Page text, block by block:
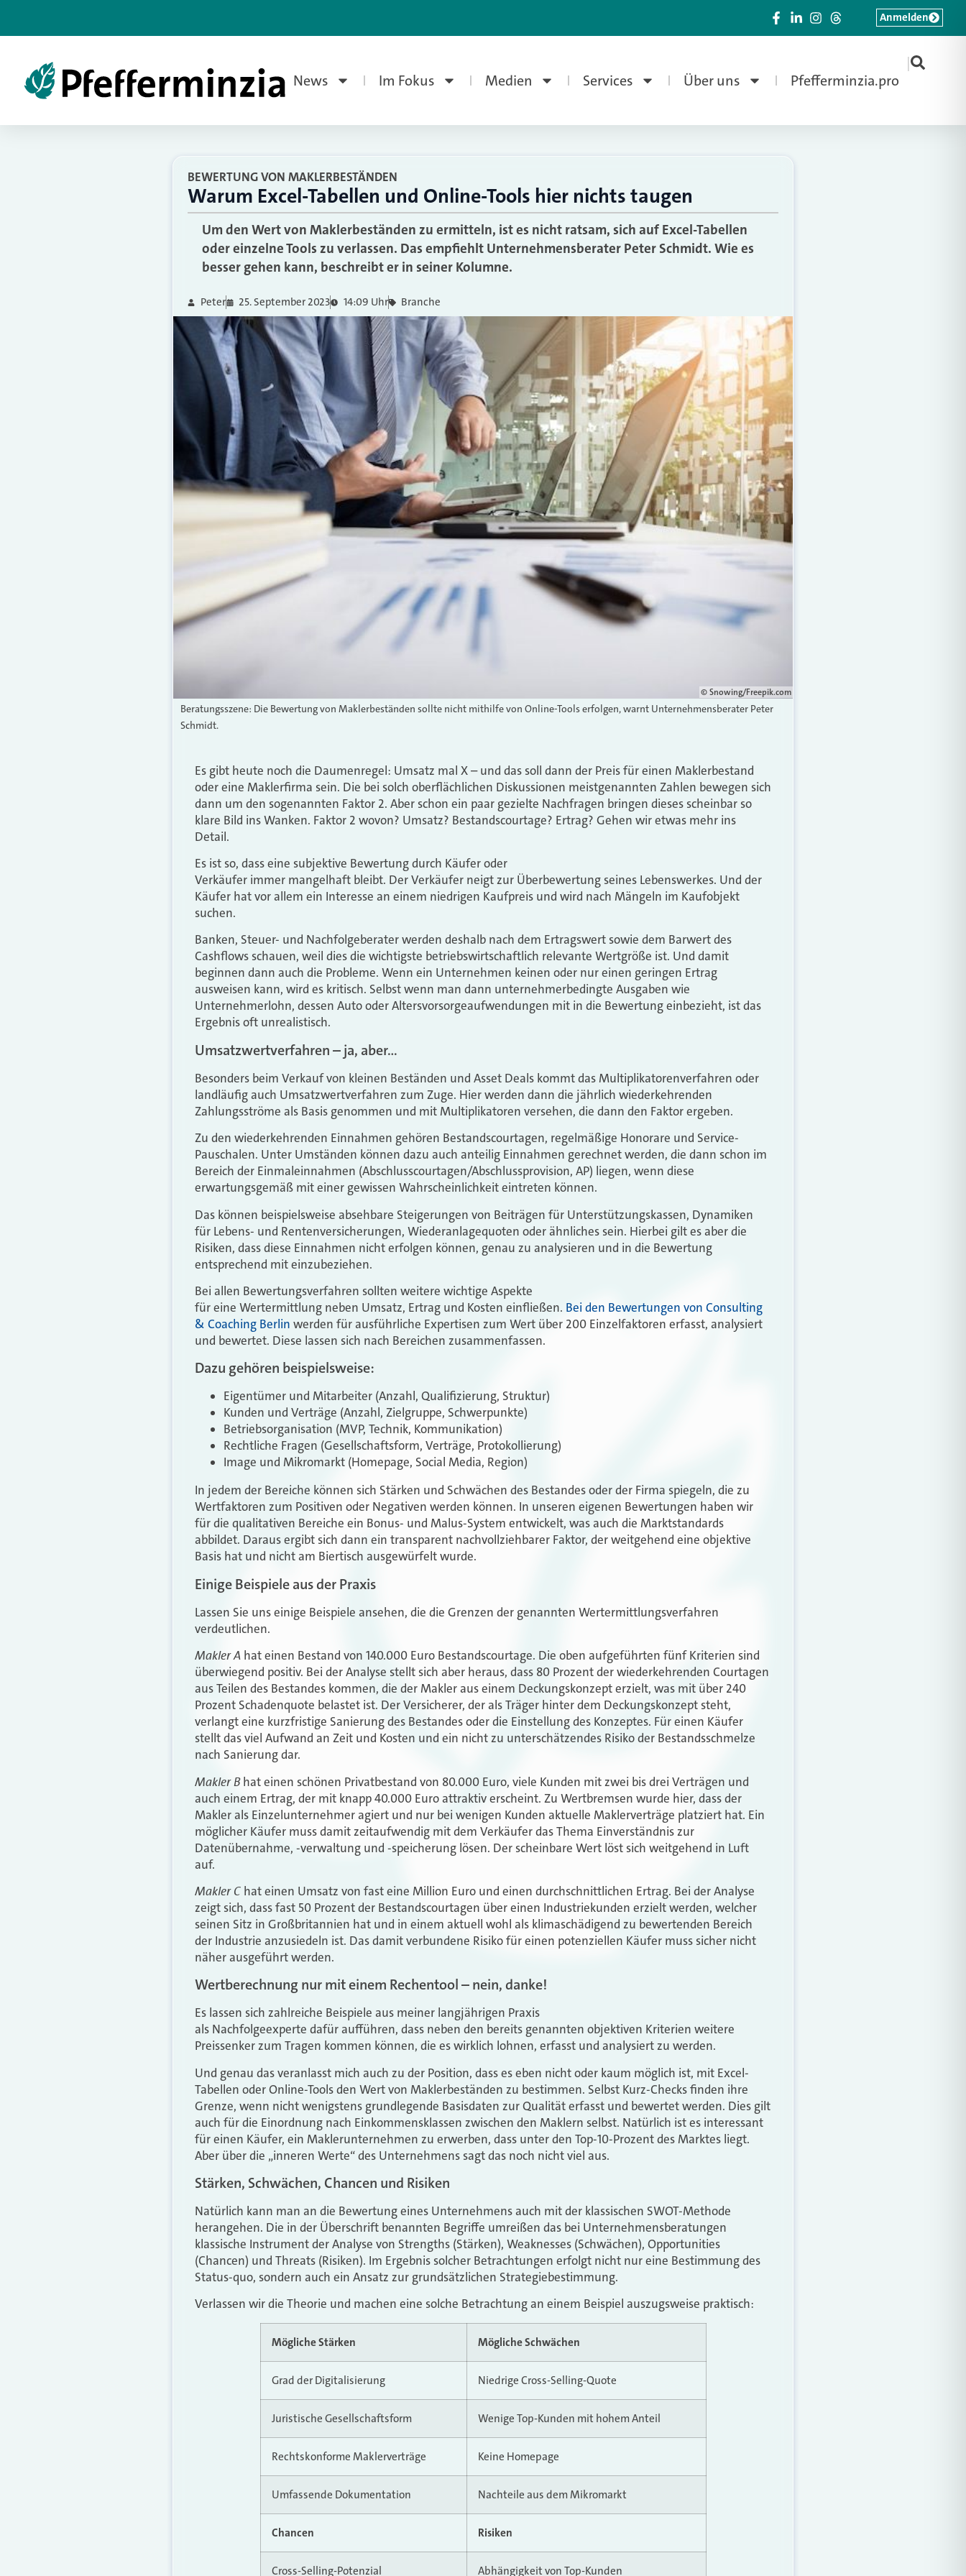
News Im Fokus Medien Services Über uns Pfefferminzia.pro
|
Anmelden
BEWERTUNG VON MAKLERBESTÄNDEN
Warum Excel-Tabellen und Online-Tools hier nichts taugen
Um den Wert von Maklerbeständen zu ermitteln, ist es nicht ratsam, sich auf Excel-Tabellen
oder einzelne Tools zu verlassen. Das empfiehlt Unternehmensberater Peter Schmidt. Wie es
besser gehen kann, beschreibt er in seiner Kolumne.
Peter 25. September 2023 14:09 Uhr Branche
© Snowing/Freepik.com
Beratungsszene: Die Bewertung von Maklerbeständen sollte nicht mithilfe von Online-Tools erfolgen, warnt Unternehmensberater Peter
Schmidt.
Es gibt heute noch die Daumenregel: Umsatz mal X – und das soll dann der Preis für einen Maklerbestand
oder eine Maklerfirma sein. Die bei solch oberflächlichen Diskussionen meistgenannten Zahlen bewegen sich
dann um den sogenannten Faktor 2. Aber schon ein paar gezielte Nachfragen bringen dieses scheinbar so
klare Bild ins Wanken. Faktor 2 wovon? Umsatz? Bestandscourtage? Ertrag? Gehen wir etwas mehr ins
Detail.
Es ist so, dass eine subjektive Bewertung durch Käufer oder
Verkäufer immer mangelhaft bleibt. Der Verkäufer neigt zur Überbewertung seines Lebenswerkes. Und der
Käufer hat vor allem ein Interesse an einem niedrigen Kaufpreis und wird nach Mängeln im Kaufobjekt
suchen.
Banken, Steuer- und Nachfolgeberater werden deshalb nach dem Ertragswert sowie dem Barwert des
Cashflows schauen, weil dies die wichtigste betriebswirtschaftlich relevante Wertgröße ist. Und damit
beginnen dann auch die Probleme. Wenn ein Unternehmen keinen oder nur einen geringen Ertrag
ausweisen kann, wird es kritisch. Selbst wenn man dann unternehmerbedingte Ausgaben wie
Unternehmerlohn, dessen Auto oder Altersvorsorgeaufwendungen mit in die Bewertung einbezieht, ist das
Ergebnis oft unrealistisch.
Umsatzwertverfahren – ja, aber…
Besonders beim Verkauf von kleinen Beständen und Asset Deals kommt das Multiplikatorenverfahren oder
landläufig auch Umsatzwertverfahren zum Zuge. Hier werden dann die jährlich wiederkehrenden
Zahlungsströme als Basis genommen und mit Multiplikatoren versehen, die dann den Faktor ergeben.
Zu den wiederkehrenden Einnahmen gehören Bestandscourtagen, regelmäßige Honorare und Service-
Pauschalen. Unter Umständen können dazu auch anteilig Einnahmen gerechnet werden, die dann schon im
Bereich der Einmaleinnahmen (Abschlusscourtagen/Abschlussprovision, AP) liegen, wenn diese
erwartungsgemäß mit einer gewissen Wahrscheinlichkeit eintreten können.
Das können beispielsweise absehbare Steigerungen von Beiträgen für Unterstützungskassen, Dynamiken
für Lebens- und Rentenversicherungen, Wiederanlagequoten oder ähnliches sein. Hierbei gilt es aber die
Risiken, dass diese Einnahmen nicht erfolgen können, genau zu analysieren und in die Bewertung
entsprechend mit einzubeziehen.
Bei allen Bewertungsverfahren sollten weitere wichtige Aspekte
für eine Wertermittlung neben Umsatz, Ertrag und Kosten einfließen. Bei den Bewertungen von Consulting
& Coaching Berlin werden für ausführliche Expertisen zum Wert über 200 Einzelfaktoren erfasst, analysiert
und bewertet. Diese lassen sich nach Bereichen zusammenfassen.
Dazu gehören beispielsweise:
Eigentümer und Mitarbeiter (Anzahl, Qualifizierung, Struktur)
Kunden und Verträge (Anzahl, Zielgruppe, Schwerpunkte)
Betriebsorganisation (MVP, Technik, Kommunikation)
Rechtliche Fragen (Gesellschaftsform, Verträge, Protokollierung)
Image und Mikromarkt (Homepage, Social Media, Region)
In jedem der Bereiche können sich Stärken und Schwächen des Bestandes oder der Firma spiegeln, die zu
Wertfaktoren zum Positiven oder Negativen werden können. In unseren eigenen Bewertungen haben wir
für die qualitativen Bereiche ein Bonus- und Malus-System entwickelt, was auch die Marktstandards
abbildet. Daraus ergibt sich dann ein transparent nachvollziehbarer Faktor, der weitgehend eine objektive
Basis hat und nicht am Biertisch ausgewürfelt wurde.
Einige Beispiele aus der Praxis
Lassen Sie uns einige Beispiele ansehen, die die Grenzen der genannten Wertermittlungsverfahren
verdeutlichen.
Makler A hat einen Bestand von 140.000 Euro Bestandscourtage. Die oben aufgeführten fünf Kriterien sind
überwiegend positiv. Bei der Analyse stellt sich aber heraus, dass 80 Prozent der wiederkehrenden Courtagen
aus Teilen des Bestandes kommen, die der Makler aus einem Deckungskonzept erzielt, was mit über 240
Prozent Schadenquote belastet ist. Der Versicherer, der als Träger hinter dem Deckungskonzept steht,
verlangt eine kurzfristige Sanierung des Bestandes oder die Einstellung des Konzeptes. Für einen Käufer
stellt das viel Aufwand an Zeit und Kosten und ein nicht zu unterschätzendes Risiko der Bestandsschmelze
nach Sanierung dar.
Makler Bhat einen schönen Privatbestand von 80.000 Euro, viele Kunden mit zwei bis drei Verträgen und
auch einem Ertrag, der mit knapp 40.000 Euro attraktiv erscheint. Zu Wertbremsen wurde hier, dass der
Makler als Einzelunternehmer agiert und nur bei wenigen Kunden aktuelle Maklerverträge platziert hat. Ein
möglicher Käufer muss damit zeitaufwendig mit dem Verkäufer das Thema Einverständnis zur
Datenübernahme, -verwaltung und -speicherung lösen. Der scheinbare Wert löst sich weitgehend in Luft
auf.
Makler C hat einen Umsatz von fast eine Million Euro und einen durchschnittlichen Ertrag. Bei der Analyse
zeigt sich, dass fast 50 Prozent der Bestandscourtagen über einen Industriekunden erzielt werden, welcher
seinen Sitz in Großbritannien hat und in einem aktuell wohl als klimaschädigend zu bewertenden Bereich
der Industrie anzusiedeln ist. Das damit verbundene Risiko für einen potenziellen Käufer muss sicher nicht
näher ausgeführt werden.
Wertberechnung nur mit einem Rechentool – nein, danke!
Es lassen sich zahlreiche Beispiele aus meiner langjährigen Praxis
als Nachfolgeexperte dafür aufführen, dass neben den bereits genannten objektiven Kriterien weitere
Preissenker zum Tragen kommen können, die es wirklich lohnen, erfasst und analysiert zu werden.
Und genau das veranlasst mich auch zu der Position, dass es eben nicht oder kaum möglich ist, mit Excel-
Tabellen oder Online-Tools den Wert von Maklerbeständen zu bestimmen. Selbst Kurz-Checks finden ihre
Grenze, wenn nicht wenigstens grundlegende Basisdaten zur Qualität erfasst und bewertet werden. Dies gilt
auch für die Einordnung nach Einkommensklassen zwischen den Maklern selbst. Natürlich ist es interessant
für einen Käufer, ein Maklerunternehmen zu erwerben, dass unter den Top-10-Prozent des Marktes liegt.
Aber über die „inneren Werte“ des Unternehmens sagt das noch nicht viel aus.
Stärken, Schwächen, Chancen und Risiken
Natürlich kann man an die Bewertung eines Unternehmens auch mit der klassischen SWOT-Methode
herangehen. Die in der Überschrift benannten Begriffe umreißen das bei Unternehmensberatungen
klassische Instrument der Analyse von Strengths (Stärken), Weaknesses (Schwächen), Opportunities
(Chancen) und Threats (Risiken). Im Ergebnis solcher Betrachtungen erfolgt nicht nur eine Bestimmung des
Status-quo, sondern auch ein Ansatz zur grundsätzlichen Strategiebestimmung.
Verlassen wir die Theorie und machen eine solche Betrachtung an einem Beispiel auszugsweise praktisch:
Mögliche Stärken Mögliche Schwächen
Grad der Digitalisierung Niedrige Cross-Selling-Quote
Juristische Gesellschaftsform Wenige Top-Kunden mit hohem Anteil
Rechtskonforme Maklerverträge Keine Homepage
Umfassende Dokumentation Nachteile aus dem Mikromarkt
Chancen Risiken
Cross-Selling-Potenzial Abhängigkeit von Top-Kunden